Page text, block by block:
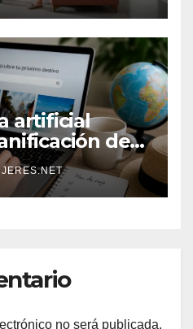
artificial
de
y
en
no será publicada.